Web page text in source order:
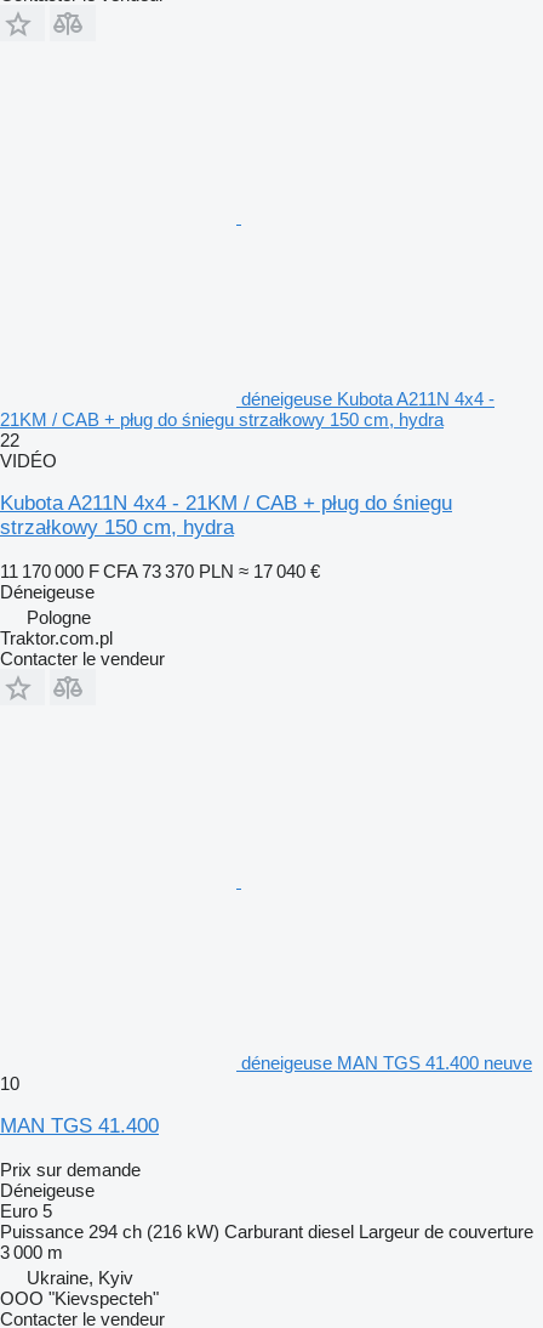
déneigeuse Kubota A211N 4x4 -
21KM / CAB + pług do śniegu strzałkowy 150 cm, hydra
22
VIDÉO
Kubota A211N 4x4 - 21KM / CAB + pług do śniegu
strzałkowy 150 cm, hydra
11 170 000 F CFA 73 370 PLN ≈ 17 040 €
Déneigeuse
Pologne
Traktor.com.pl
Contacter le vendeur
déneigeuse MAN TGS 41.400 neuve
10
MAN TGS 41.400
Prix sur demande
Déneigeuse
Euro 5
Puissance 294 ch (216 kW) Carburant diesel Largeur de couverture
3 000 m
Ukraine, Kyiv
OOO "Kievspecteh"
Contacter le vendeur